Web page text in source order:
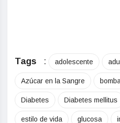
Tags : adolescente
Azúcar en la Sangre
Diabetes Diabetes mellitus
estilo de vida glucosa